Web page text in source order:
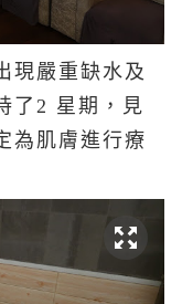
現嚴重缺水及
了2 星期，見
為肌膚進行療